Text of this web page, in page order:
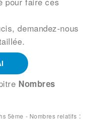
demandez-nous
Nombres
5ème - Nombres relatifs :